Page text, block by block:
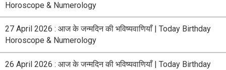
Horoscope & Numerology
27 April 2026 : आज के जन्मदिन की भविष्यवाणियाँ | Today Birthday
Horoscope & Numerology
26 April 2026 : आज के जन्मदिन की भविष्यवाणियाँ | Today Birthday